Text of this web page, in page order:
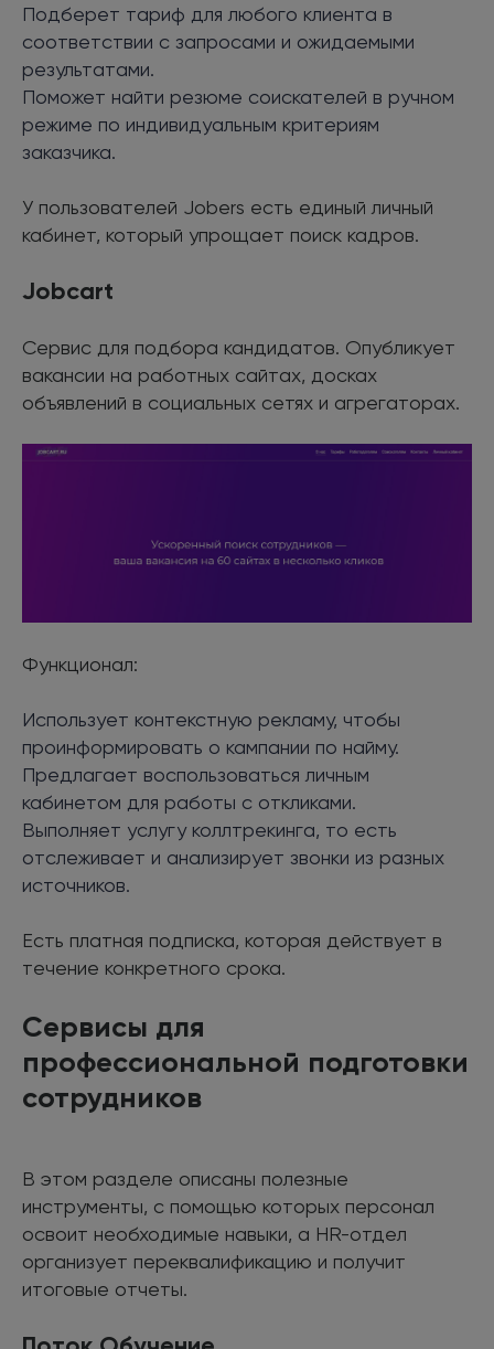
Подберет тариф для любого клиента в
соответствии с запросами и ожидаемыми
результатами.
Поможет найти резюме соискателей в ручном
режиме по индивидуальным критериям
заказчика.
У пользователей Jobers есть единый личный
кабинет, который упрощает поиск кадров.
Jobcart
Сервис для подбора кандидатов. Опубликует
вакансии на работных сайтах, досках
объявлений в социальных сетях и агрегаторах.
Функционал:
Использует контекстную рекламу, чтобы
проинформировать о кампании по найму.
Предлагает воспользоваться личным
кабинетом для работы с откликами.
Выполняет услугу коллтрекинга, то есть
отслеживает и анализирует звонки из разных
источников.
Есть платная подписка, которая действует в
течение конкретного срока.
Сервисы для
профессиональной подготовки
сотрудников
В этом разделе описаны полезные
инструменты, с помощью которых персонал
освоит необходимые навыки, а HR-отдел
организует переквалификацию и получит
итоговые отчеты.